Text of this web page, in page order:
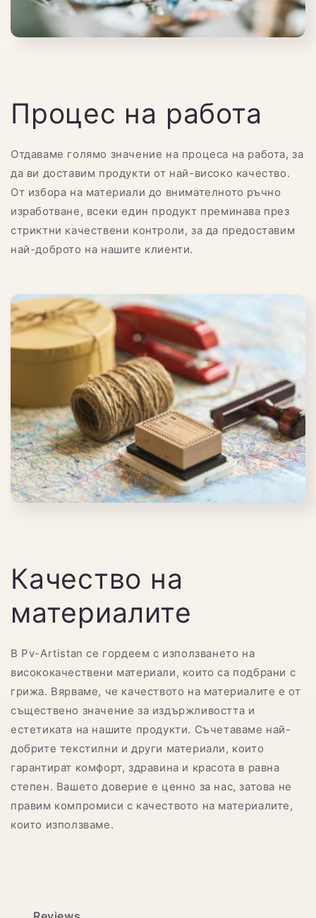
Процес на работа
Отдаваме голямо значение на процеса на работа, за
да ви доставим продукти от най-високо качество.
От избора на материали до внимателното ръчно
изработване, всеки един продукт преминава през
стриктни качествени контроли, за да предоставим
най-доброто на нашите клиенти.
Качество на
материалите
В Pv-Artistan се гордеем с използването на
висококачествени материали, които са подбрани с
грижа. Вярваме, че качеството на материалите е от
съществено значение за издържливостта и
естетиката на нашите продукти. Съчетаваме най-
добрите текстилни и други материали, които
гарантират комфорт, здравина и красота в равна
степен. Вашето доверие е ценно за нас, затова не
правим компромиси с качеството на материалите,
които използваме.